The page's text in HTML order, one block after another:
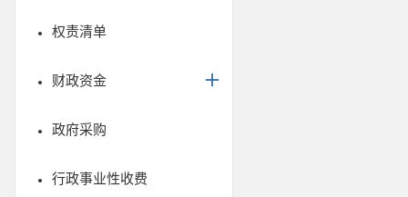
权责清单
财政资金
政府采购
行政事业性收费